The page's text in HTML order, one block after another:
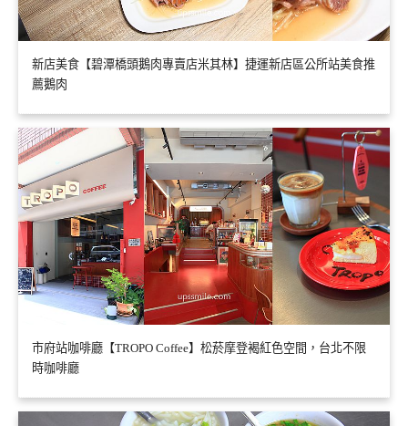
新店美食【碧潭橋頭鵝肉專賣店米其林】捷運新店區公所站美食推
薦鵝肉
市府站咖啡廳【TROPO Coffee】松菸摩登褐紅色空間，台北不限
時咖啡廳